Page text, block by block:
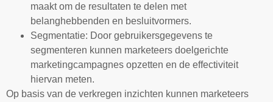
maakt om de resultaten te delen met
belanghebbenden en besluitvormers.
Segmentatie: Door gebruikersgegevens te
segmenteren kunnen marketeers doelgerichte
marketingcampagnes opzetten en de effectiviteit
hiervan meten.
Op basis van de verkregen inzichten kunnen marketeers